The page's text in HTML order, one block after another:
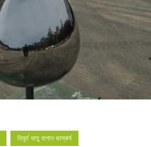
বিমূর্ত ধাতু বাগান ভাস্কর্য